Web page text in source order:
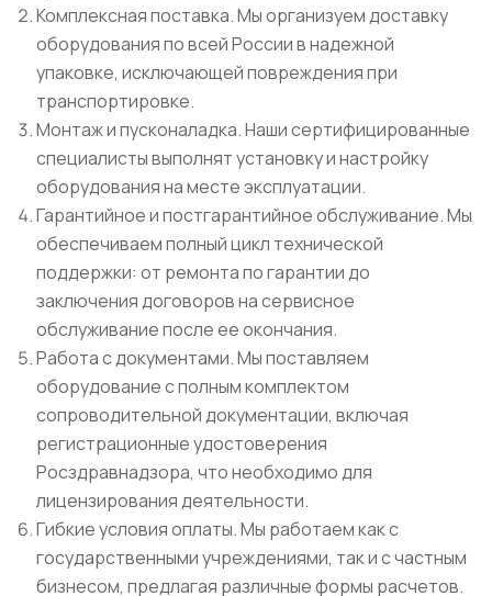
Комплексная поставка. Мы организуем доставку
оборудования по всей России в надежной
упаковке, исключающей повреждения при
транспортировке.
Монтаж и пусконаладка. Наши сертифицированные
специалисты выполнят установку и настройку
оборудования на месте эксплуатации.
Гарантийное и постгарантийное обслуживание. Мы
обеспечиваем полный цикл технической
поддержки: от ремонта по гарантии до
заключения договоров на сервисное
обслуживание после ее окончания.
Работа с документами. Мы поставляем
оборудование с полным комплектом
сопроводительной документации, включая
регистрационные удостоверения
Росздравнадзора, что необходимо для
лицензирования деятельности.
Гибкие условия оплаты. Мы работаем как с
государственными учреждениями, так и с частным
бизнесом, предлагая различные формы расчетов.